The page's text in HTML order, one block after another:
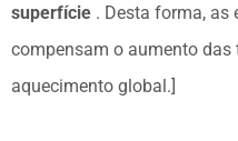
superfície . Desta forma, as
compensam o aumento
aquecimento global.]